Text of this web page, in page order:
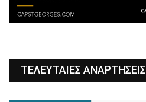
ΤΕΛΕΥΤΑΙΕΣ ΑΝΑΡΤΗΣΕΙΣ